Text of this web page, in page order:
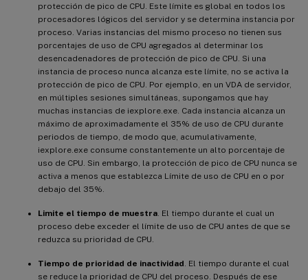
protección de pico de CPU. Este límite es global en todos los
procesadores lógicos del servidor y se determina instancia por
proceso. Varias instancias del mismo proceso no tienen sus
porcentajes de uso de CPU agregados al determinar los
desencadenadores de protección de pico de CPU. Si una
instancia de proceso nunca alcanza este límite, no se activa la
protección de pico de CPU. Por ejemplo, en un VDA de servidor,
en múltiples sesiones simultáneas, supongamos que hay
muchas instancias de iexplore.exe. Cada instancia alcanza un
máximo de aproximadamente el 35% de uso de CPU durante
periodos de tiempo, de modo que, acumulativamente,
iexplore.exe consume constantemente un alto porcentaje de
uso de CPU. Sin embargo, la protección de pico de CPU nunca se
activa a menos que establezca Límite de uso de CPU en o por
debajo del 35%.
Limite el tiempo de muestra . El tiempo durante el cual un
proceso debe exceder el límite de uso de CPU antes de que se
reduzca su prioridad de CPU.
Tiempo de prioridad de inactividad . El tiempo durante el cual
se reduce la prioridad de CPU del proceso. Después de ese